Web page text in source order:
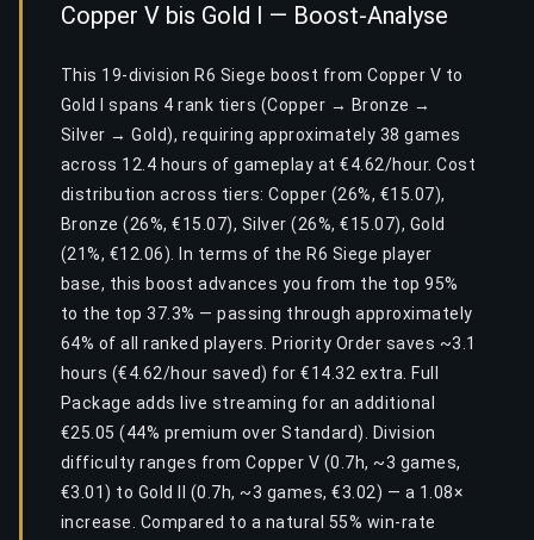
Copper V bis Gold I — Boost-Analyse
This 19-division R6 Siege boost from Copper V to
Gold I spans 4 rank tiers (Copper → Bronze →
Silver → Gold), requiring approximately 38 games
across 12.4 hours of gameplay at €4.62/hour. Cost
distribution across tiers: Copper (26%, €15.07),
Bronze (26%, €15.07), Silver (26%, €15.07), Gold
(21%, €12.06). In terms of the R6 Siege player
base, this boost advances you from the top 95%
to the top 37.3% — passing through approximately
64% of all ranked players. Priority Order saves ~3.1
hours (€4.62/hour saved) for €14.32 extra. Full
Package adds live streaming for an additional
€25.05 (44% premium over Standard). Division
difficulty ranges from Copper V (0.7h, ~3 games,
€3.01) to Gold II (0.7h, ~3 games, €3.02) — a 1.08×
increase. Compared to a natural 55% win-rate